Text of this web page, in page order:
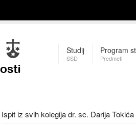
Studij
SSD
Program
Predmeti
Ispit iz svih kolegija dr. sc. Darija Tokića